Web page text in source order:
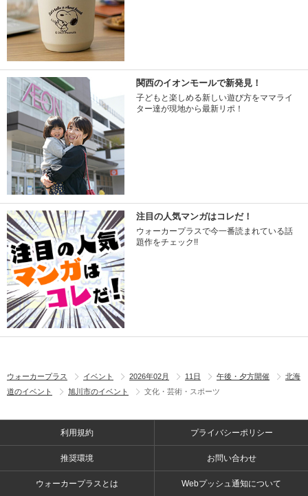
関西のイオンモールで新発見！
子どもと楽しめる新しい遊び方をママライ
ター達が現地から最新リポ！
注目の人気マンガはコレだ！
ウォーカープラスで今一番読まれている話
題作をチェック!!
ウォーカープラス イベント 2026年02月 11日 午後・夕方開催
北海
道のイベント
旭川市のイベント 文化・芸術・スポーツ
利用規約 プライバシーポリシー
推奨環境 お問い合わせ
ウォーカープラスとは Webプッシュ通知について